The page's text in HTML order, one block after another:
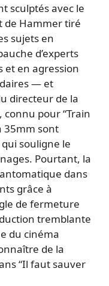
sculptés avec le
de Hammer tiré
sujets en
d’experts
et en agression
— et
directeur de la
pour “Train
35mm sont
souligne le
Pourtant, la
dans
grâce à
de fermeture
tremblante
du cinéma
de la
“Il faut sauver